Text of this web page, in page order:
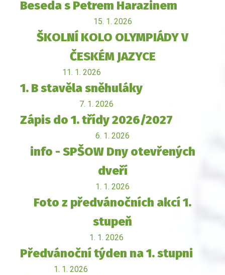
Beseda s Petrem Harazinem
15. 1. 2026
ŠKOLNÍ KOLO OLYMPIÁDY V
ČESKÉM JAZYCE
11. 1. 2026
1. B stavěla sněhuláky
7. 1. 2026
Zápis do 1. třídy 2026/2027
6. 1. 2026
info - SPŠOW Dny otevřených
dveří
1. 1. 2026
Foto z předvánočních akcí 1.
stupeň
1. 1. 2026
Předvánoční týden na 1. stupni
1. 1. 2026